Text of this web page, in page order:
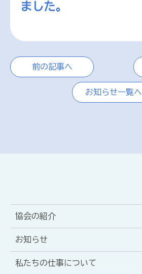
ました。
前の記事へ
お知らせ一覧へ
協会の紹介
お知らせ
私たちの仕事について